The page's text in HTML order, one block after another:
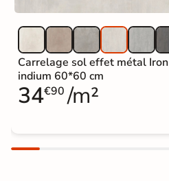
Carrelage sol effet métal Iron
indium 60*60 cm
34€90 /m²